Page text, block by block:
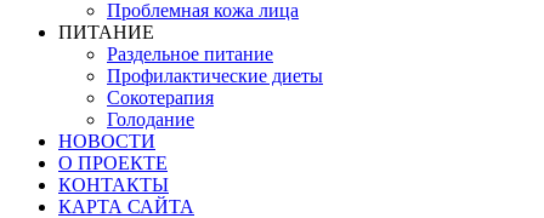
Проблемная кожа лица
ПИТАНИЕ
Раздельное питание
Профилактические диеты
Сокотерапия
Голодание
НОВОСТИ
О ПРОЕКТЕ
КОНТАКТЫ
КАРТА САЙТА